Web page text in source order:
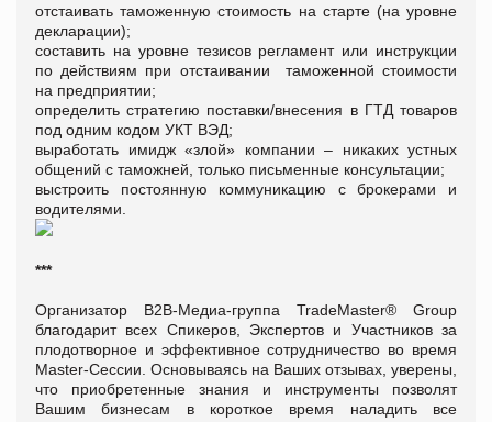
отстаивать таможенную стоимость на старте (на уровне
декларации);
составить на уровне тезисов регламент или инструкции
по действиям при отстаивании таможенной стоимости
на предприятии;
определить стратегию поставки/внесения в ГТД товаров
под одним кодом УКТ ВЭД;
выработать имидж «злой» компании – никаких устных
общений с таможней, только письменные консультации;
выстроить постоянную коммуникацию с брокерами и
водителями.
***
Организатор B2B-Медиа-группа TradeMaster® Group
благодарит всех Спикеров, Экспертов и Участников за
плодотворное и эффективное сотрудничество во время
Master-Cессии. Основываясь на Ваших отзывах, уверены,
что приобретенные знания и инструменты позволят
Вашим бизнесам в короткое время наладить все